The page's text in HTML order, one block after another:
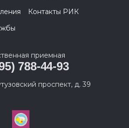
Контакты РИК
приемная
788-44-93
проспект, д. 39